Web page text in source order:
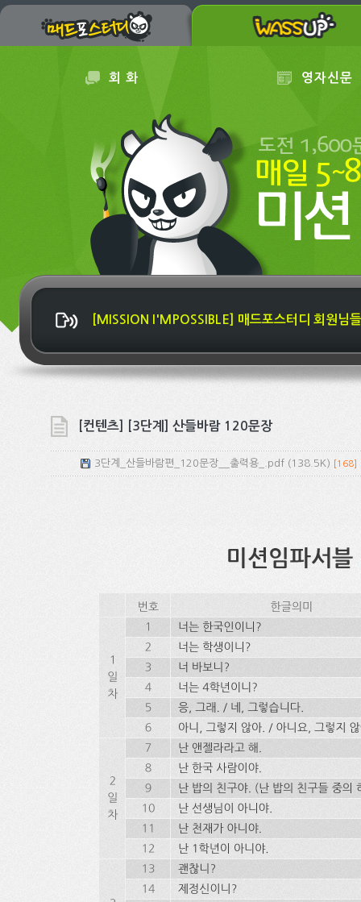
회 화 영자신문
[MISSION I'MPOSSIBLE] 매드포스터디 회원님
[컨텐츠] [3단계] 산들바람 120문장
3단계_산들바람편_120문장__출력용_.pdf (138.5K) [168]